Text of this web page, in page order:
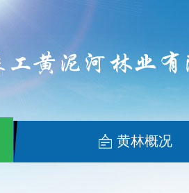
黄林概况